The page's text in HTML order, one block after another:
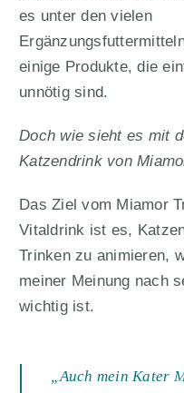
es unter den vielen
einige Produkte, die
unnötig sind.
Doch wie sieht es mit
Katzendrink von
Das Ziel vom Miamor
Vitaldrink ist es,
Trinken zu animieren,
meiner Meinung nach
wichtig ist.
„Auch mein Kater